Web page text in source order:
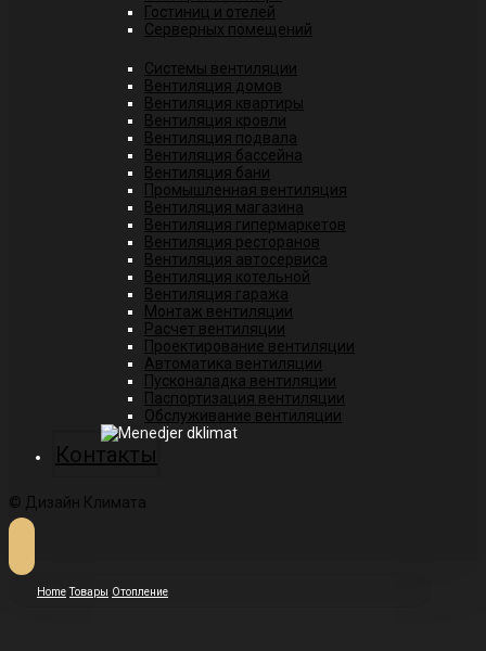
Гостиниц и отелей
Серверных помещений
Системы вентиляции
Вентиляция домов
Вентиляция квартиры
Вентиляция кровли
Вентиляция подвала
Вентиляция бассейна
Вентиляция бани
Промышленная вентиляция
Вентиляция магазина
Вентиляция гипермаркетов
Вентиляция ресторанов
Вентиляция автосервиса
Вентиляция котельной
Вентиляция гаража
Монтаж вентиляции
Расчет вентиляции
Проектирование вентиляции
Автоматика вентиляции
Пусконаладка вентиляции
Паспортизация вентиляции
Обслуживание вентиляции
Контакты
© Дизайн Климата
Home Товары Отопление